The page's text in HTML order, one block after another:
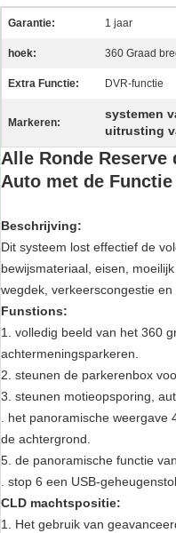
Garantie: 1 jaar
hoek: 360 Graad
Extra Functie: DVR-functie
Markeren:
systemen
uitrusting
Alle Ronde Reserve
Auto met de
Beschrijving:
Dit systeem lost effectief de
bewijsmateriaal, eisen,
wegdek, verkeerscongestie
Funstions:
1. volledig beeld van het 360
achtermeningsparkeren.
2. steunen de parkerenbox
3. steunen motieopsporing,
. het panoramische weergave
de achtergrond.
5. de panoramische functie
. stop 6 een USB-
CLD machtspositie:
1. Het gebruik van